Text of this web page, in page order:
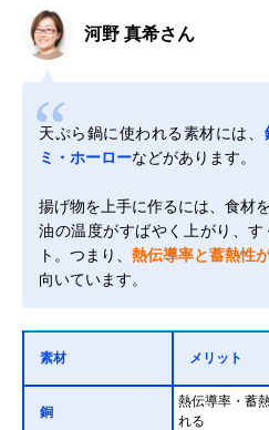
河野 真希さん
天ぷら鍋に使われる素材には、
ミ・ホーローなどがあります。
揚げ物を上手に作るには、食材
油の温度がすばやく上がり、
ト。つまり、 熱伝導率と蓄熱性
向いています。
素材 メリット
銅
熱伝導率・蓄
れる